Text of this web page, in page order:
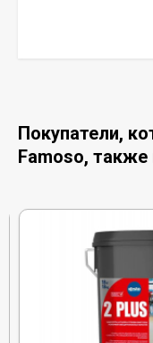
Покупатели,
Famoso, также